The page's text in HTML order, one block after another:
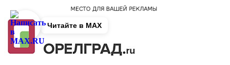
Читайте в MAX